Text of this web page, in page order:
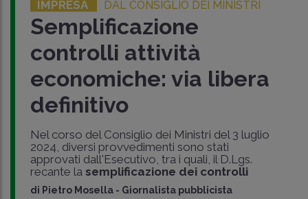
IMPRESA DAL CONSIGLIO DEI MINISTRI
Semplificazione
controlli attività
economiche: via libera
definitivo
Nel corso del Consiglio dei Ministri del 3 luglio
2024, diversi provvedimenti sono stati
approvati dall'Esecutivo, tra i quali, il D.Lgs.
recante la semplificazione dei controlli
di Pietro Mosella - Giornalista pubblicista